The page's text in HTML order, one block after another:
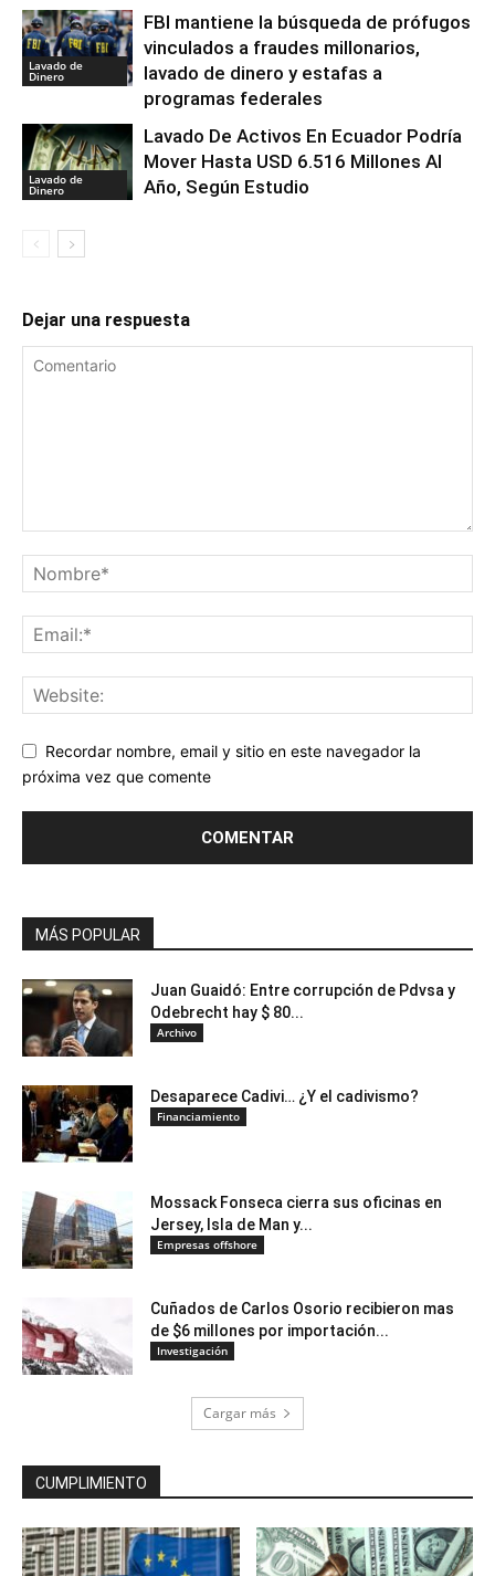
Lavado de
Dinero
FBI mantiene la búsqueda de prófugos
vinculados a fraudes millonarios,
lavado de dinero y estafas a
programas federales
Lavado de
Dinero
Lavado De Activos En Ecuador Podría
Mover Hasta USD 6.516 Millones Al
Año, Según Estudio
Dejar una respuesta
Recordar nombre, email y sitio en este navegador la
próxima vez que comente
MÁS POPULAR
Juan Guaidó: Entre corrupción de Pdvsa y
Odebrecht hay $ 80...
Archivo
Desaparece Cadivi… ¿Y el cadivismo?
Financiamiento
Mossack Fonseca cierra sus oficinas en
Jersey, Isla de Man y...
Empresas offshore
Cuñados de Carlos Osorio recibieron mas
de $6 millones por importación...
Investigación
Cargar más
CUMPLIMIENTO